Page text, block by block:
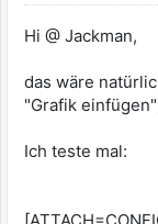
Hi @ Jackman,
das wäre
"Grafik
Ich teste mal: